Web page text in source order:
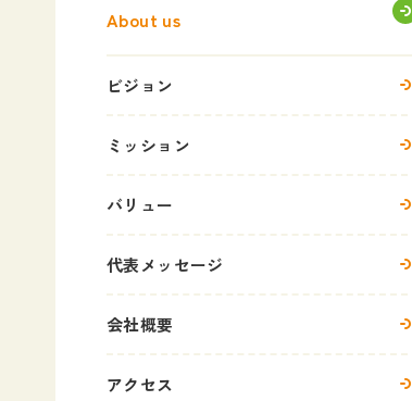
About us
ビジョン
ミッション
バリュー
代表メッセージ
会社概要
アクセス